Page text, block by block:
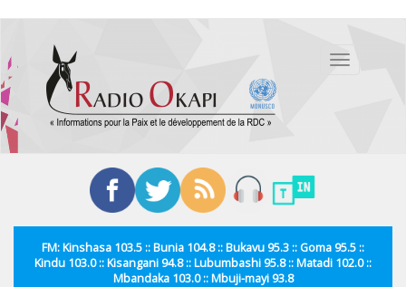
contenu
principal
Toggle
FM: Kinshasa 103.5 :: Bunia 104.8 :: Bukavu 95.3 :: Goma 95.5 ::
Kindu 103.0 :: Kisangani 94.8 :: Lubumbashi 95.8 :: Matadi 102.0 ::
Mbandaka 103.0 :: Mbuji-mayi 93.8